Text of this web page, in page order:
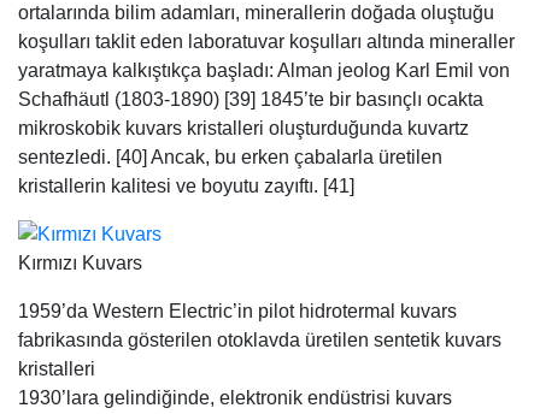
ortalarında bilim adamları, minerallerin doğada oluştuğu
koşulları taklit eden laboratuvar koşulları altında mineraller
yaratmaya kalkıştıkça başladı: Alman jeolog Karl Emil von
Schafhäutl (1803-1890) [39] 1845’te bir basınçlı ocakta
mikroskobik kuvars kristalleri oluşturduğunda kuvartz
sentezledi. [40] Ancak, bu erken çabalarla üretilen
kristallerin kalitesi ve boyutu zayıftı. [41]
Kırmızı Kuvars
1959’da Western Electric’in pilot hidrotermal kuvars
fabrikasında gösterilen otoklavda üretilen sentetik kuvars
kristalleri
1930’lara gelindiğinde, elektronik endüstrisi kuvars